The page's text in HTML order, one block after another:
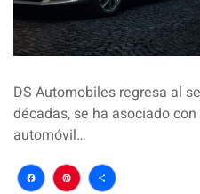
DS Automobiles regresa al
décadas, se ha asociado
automóvil…